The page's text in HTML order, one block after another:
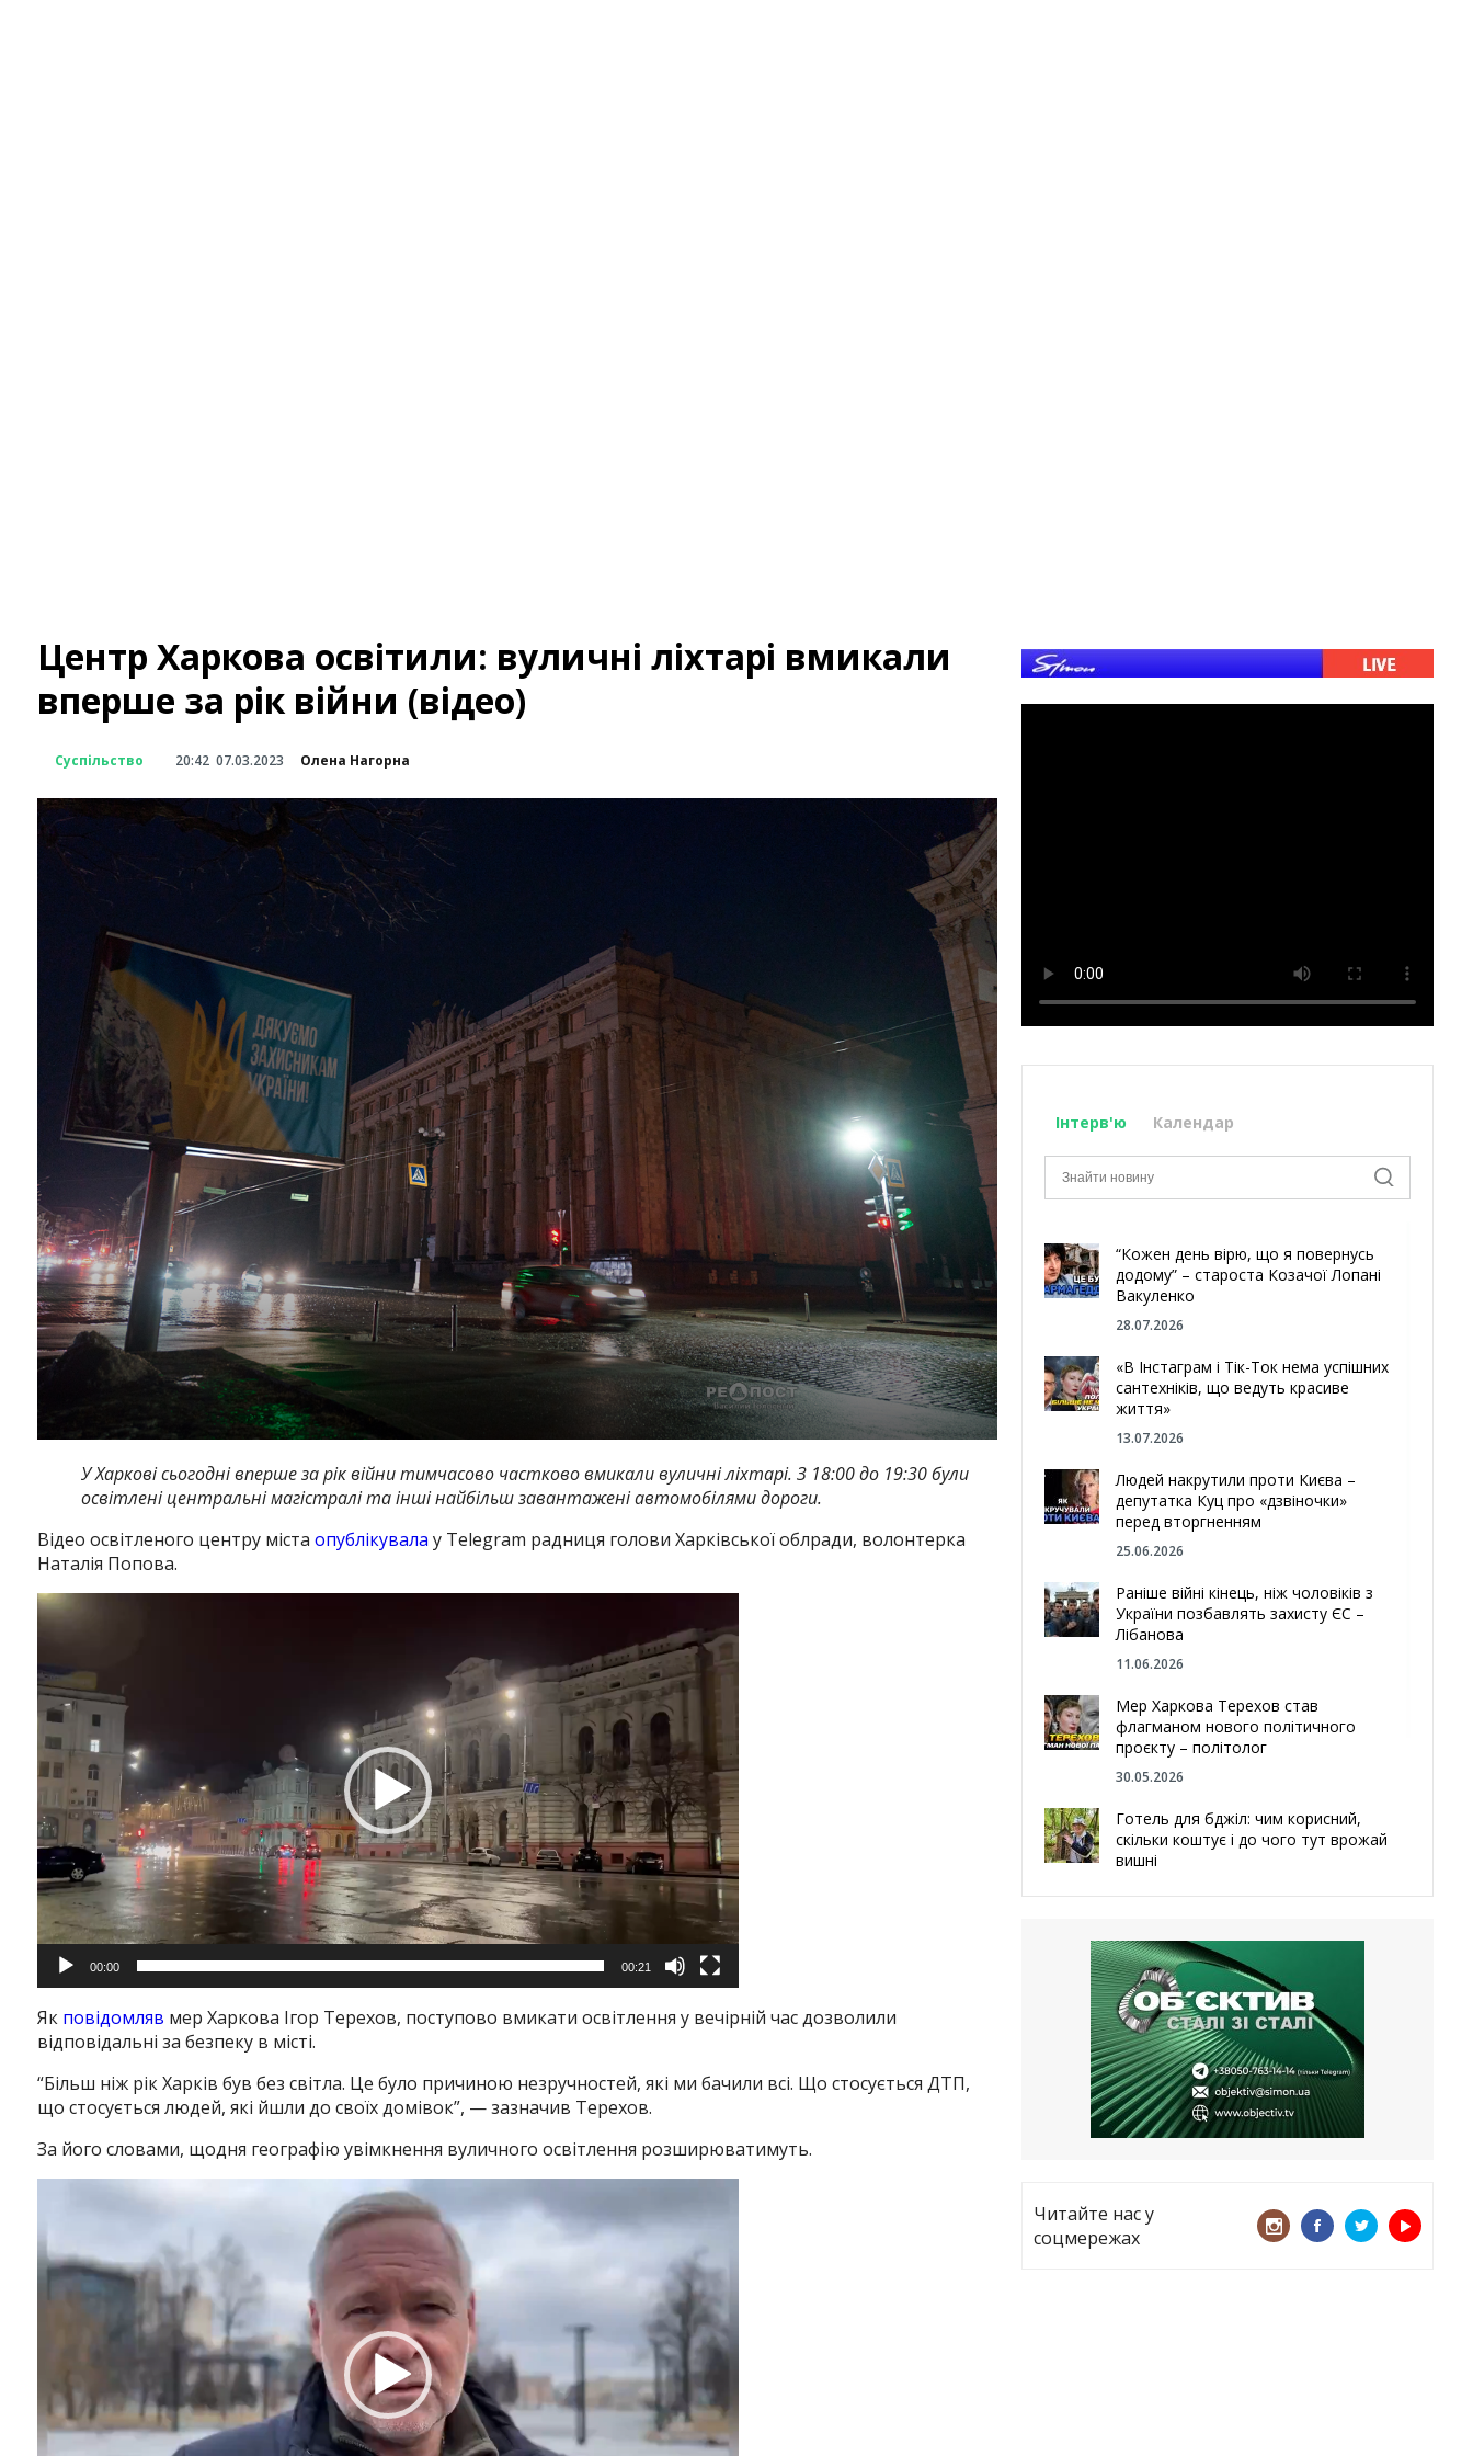
Центр Харкова освітили: вуличні ліхтарі вмикали
вперше за рік війни (відео)
Суспільство 20:42 07.03.2023 Олена Нагорна
У Харкові сьогодні вперше за рік війни тимчасово частково вмикали вуличні ліхтарі. З 18:00 до 19:30 були
освітлені центральні магістралі та інші найбільш завантажені автомобілями дороги.
Відео освітленого центру міста опублікувала у Telegram радниця голови Харківської облради, волонтерка
Наталія Попова.
Відеопрогравач
00:00 00:21
Як повідомляв мер Харкова Ігор Терехов, поступово вмикати освітлення у вечірній час дозволили
відповідальні за безпеку в місті.
“Більш ніж рік Харків був без світла. Це було причиною незручностей, які ми бачили всі. Що стосується ДТП,
що стосується людей, які йшли до своїх домівок”, — зазначив Терехов.
За його словами, щодня географію увімкнення вуличного освітлення розширюватимуть.
Інтерв'ю Календар
“Кожен день вірю, що я повернусь
додому” – староста Козачої Лопані
Вакуленко
28.07.2026
«В Інстаграм і Тік-Ток нема успішних
сантехніків, що ведуть красиве
життя»
13.07.2026
Людей накрутили проти Києва –
депутатка Куц про «дзвіночки»
перед вторгненням
25.06.2026
Раніше війні кінець, ніж чоловіків з
України позбавлять захисту ЄС –
Лібанова
11.06.2026
Мер Харкова Терехов став
флагманом нового політичного
проєкту – політолог
30.05.2026
Готель для бджіл: чим корисний,
скільки коштує і до чого тут врожай
вишні
Чугуєва, міста, яке встояло попри
все
21.05.2026
«ТЦК порушує закон? Нехай
платять!» Як завдяки штрафу жінку
виключили з обліку
15.05.2026
Читайте нас у
соцмережах
Youtube